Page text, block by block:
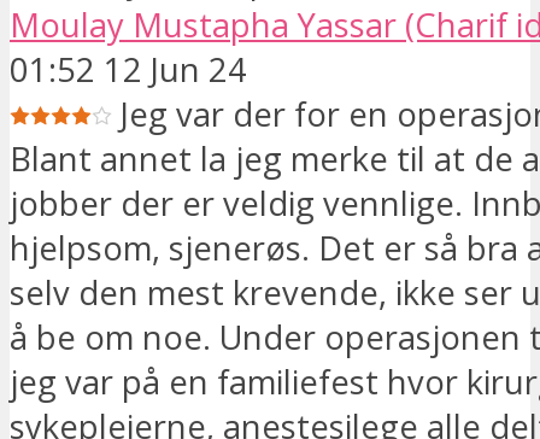
Moulay Mustapha Yassar (Charif
01:52 12 Jun 24
Jeg var der for en
Blant annet la jeg merke til at de
jobber der er veldig vennlige.
hjelpsom, sjenerøs. Det er så bra
selv den mest krevende, ikke ser
å be om noe. Under operasjonen
jeg var på en familiefest hvor
sykepleierne, anestesilege alle